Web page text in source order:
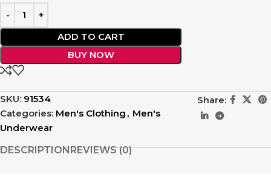
ADD TO CART
BUY NOW
SKU: 91534
Categories: Men's Clothing , Men's
Underwear
Share:
DESCRIPTIONREVIEWS (0)